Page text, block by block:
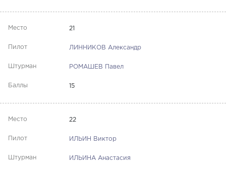
21
ЛИННИКОВ Александр
РОМАШЕВ Павел
15
22
ИЛЬИН Виктор
ИЛЬИНА Анастасия